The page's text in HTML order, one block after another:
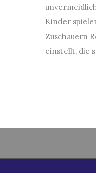
Kinder
Zuschauern
einstellt, die